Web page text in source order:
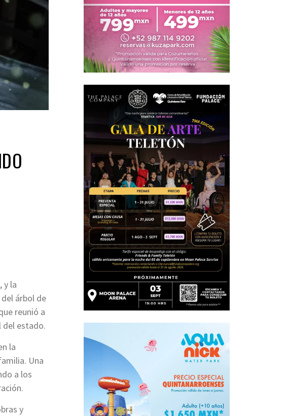
y la
árbol de
reunió a
del estado.
la
Una
a los
y